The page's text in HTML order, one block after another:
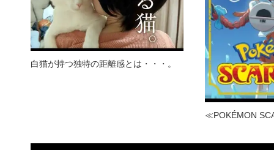
白猫が持つ独特の距離感とは・・・。
≪POKÉMON